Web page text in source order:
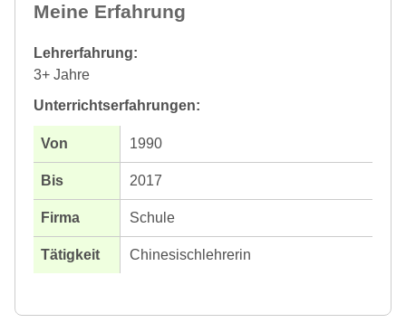
Meine Erfahrung
Lehrerfahrung:
3+ Jahre
Unterrichtserfahrungen:
1990
2017
Schule
Chinesischlehrerin